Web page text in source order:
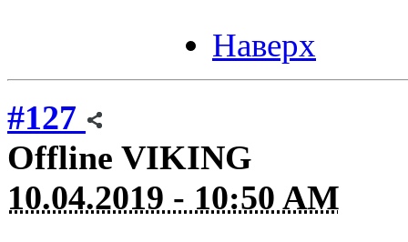
Наверх
#127
Offline VIKING
10.04.2019 - 10:50 AM